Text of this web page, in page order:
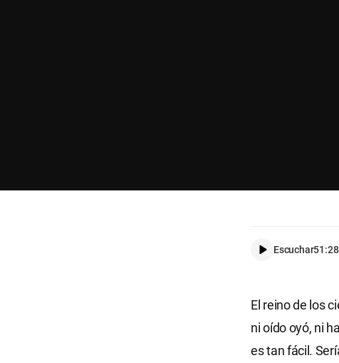
Escuchar51:28
El reino de los
ni oído oyó, ni
es tan fácil.